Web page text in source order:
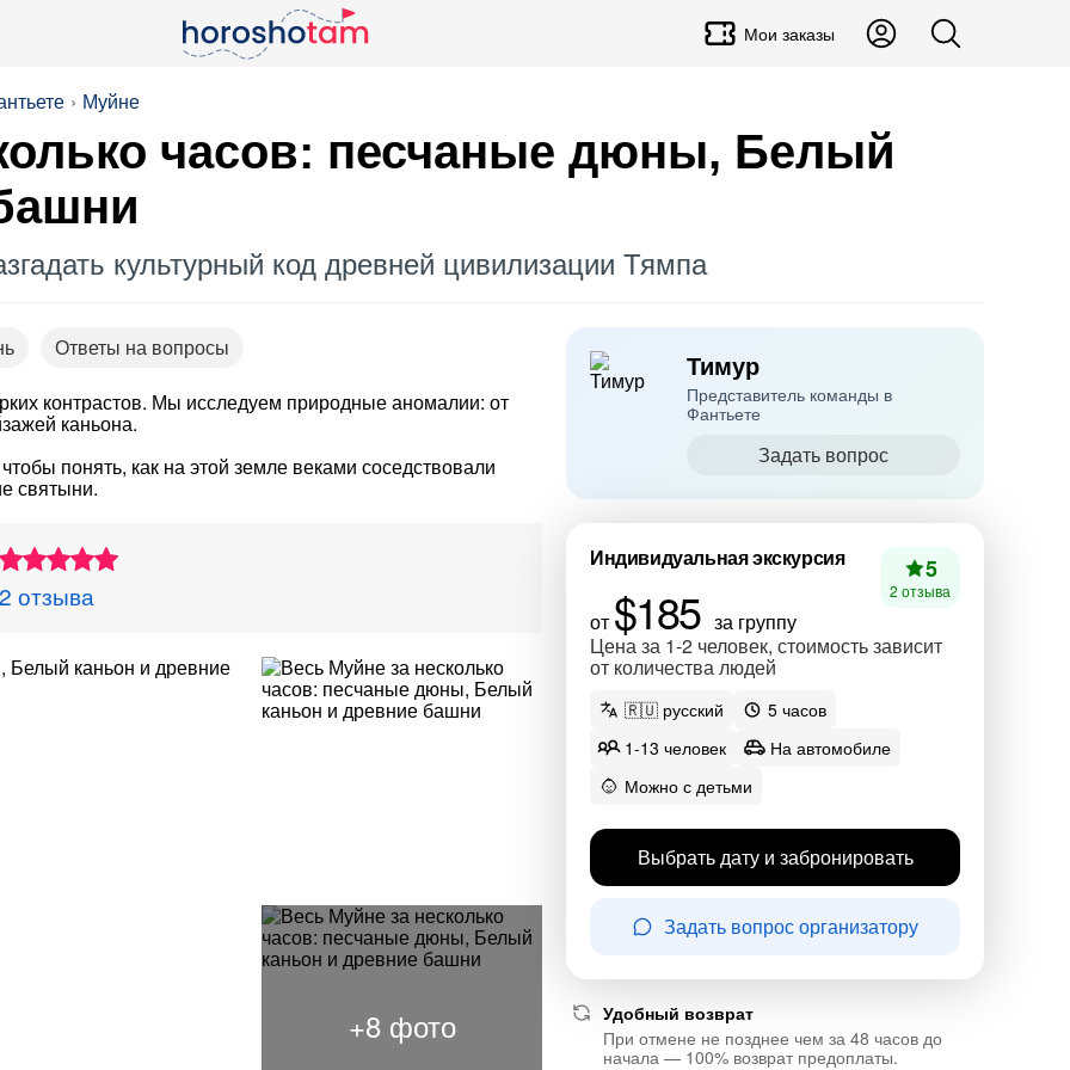
Мои заказы
Муйне
часов: песчаные дюны, Белый
культурный код древней цивилизации Тямпа
Ответы на вопросы
контрастов. Мы исследуем природные аномалии: от
каньона.
понять, как на этой земле веками соседствовали
святыни.
2 отзыва
Тимур
Представитель команды в
Фантьете
Задать вопрос
Индивидуальная экскурсия
от $185 за группу
Цена за 1-2 человек, стоимость зависит
от количества людей
5
2 отзыва
🇷🇺 русский
5 часов
1-13 человек
На автомобиле
Можно с детьми
Выбрать дату и забронировать
Задать вопрос организатору
Удобный возврат
При отмене не позднее чем за 48 часов до
начала — 100% возврат предоплаты.